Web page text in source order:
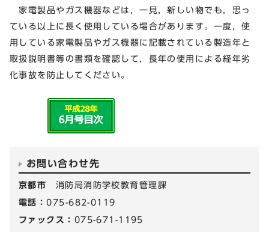
家電製品やガス機器などは，一見，新しい物でも，思っ
ている以上に長く使用している場合があります。一度，使
用している家電製品やガス機器に記載されている製造年と
取扱説明書等の書類を確認して，長年の使用による経年劣
化事故を防止してください。
お問い合わせ先
京都市 消防局消防学校教育管理課
電話：075-682-0119
ファックス： 075-671-1195